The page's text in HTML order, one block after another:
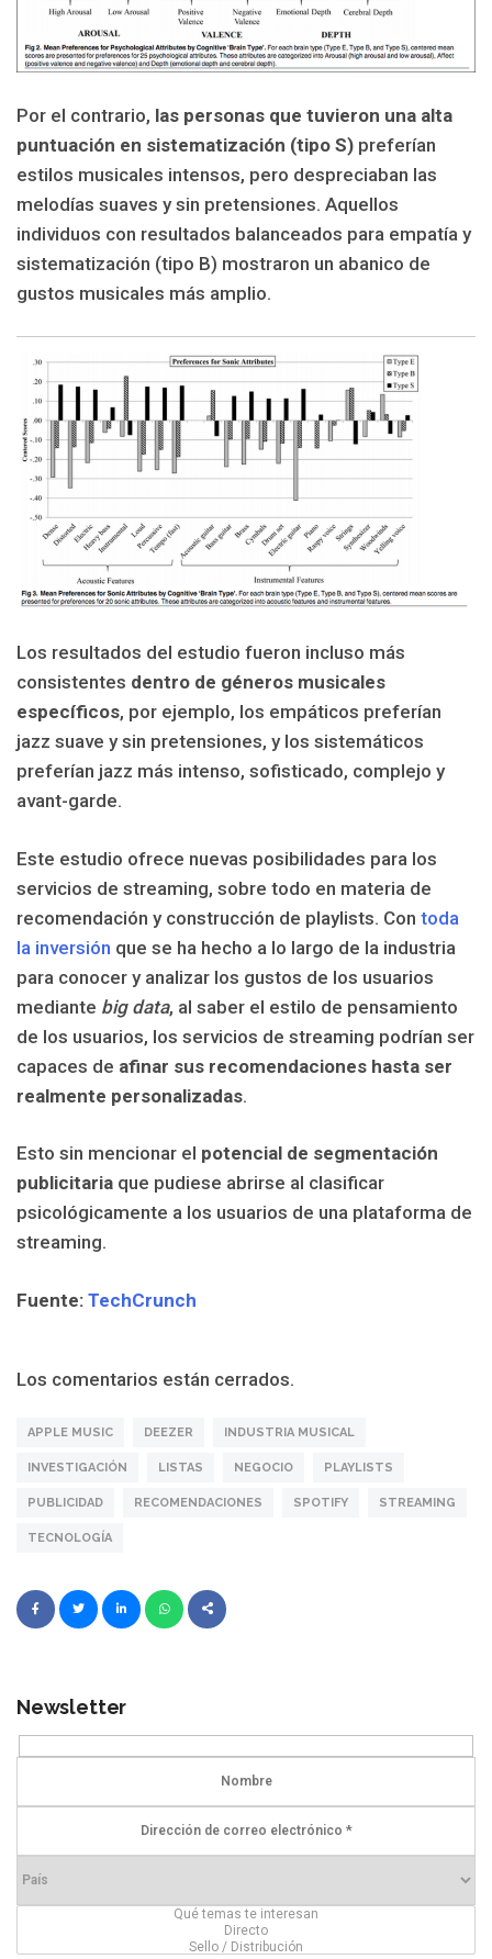
Por el contrario, las personas que tuvieron una alta
puntuación en sistematización (tipo S) preferían
estilos musicales intensos, pero despreciaban las
melodías suaves y sin pretensiones. Aquellos
individuos con resultados balanceados para empatía y
sistematización (tipo B) mostraron un abanico de
gustos musicales más amplio.
Los resultados del estudio fueron incluso más
consistentes dentro de géneros musicales
específicos, por ejemplo, los empáticos preferían
jazz suave y sin pretensiones, y los sistemáticos
preferían jazz más intenso, sofisticado, complejo y
avant-garde.
Este estudio ofrece nuevas posibilidades para los
servicios de streaming, sobre todo en materia de
recomendación y construcción de playlists. Con toda
la inversión que se ha hecho a lo largo de la industria
para conocer y analizar los gustos de los usuarios
mediante big data, al saber el estilo de pensamiento
de los usuarios, los servicios de streaming podrían ser
capaces de afinar sus recomendaciones hasta ser
realmente personalizadas.
Esto sin mencionar el potencial de segmentación
publicitaria que pudiese abrirse al clasificar
psicológicamente a los usuarios de una plataforma de
streaming.
Fuente: TechCrunch
Los comentarios están cerrados.
APPLE MUSIC DEEZER INDUSTRIA MUSICAL
INVESTIGACIÓN LISTAS NEGOCIO PLAYLISTS
PUBLICIDAD RECOMENDACIONES SPOTIFY STREAMING
TECNOLOGÍA
Newsletter